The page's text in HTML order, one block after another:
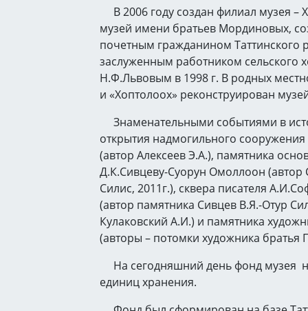
В 2006 году создан филиал музея –
музей имени братьев Мординовых,
почетным гражданином Таттинского
заслуженным работником сельского
Н.Ф.Львовым в 1998 г. В родных
и «Хоптолоох» реконструирован
Знаменательными событиями в
открытия надмогильного сооружения
(автор Алексеев Э.А.), памятника
Д.К.Сивцеву-Суорун Омоллоон (автор
Силис, 2011г.), сквера писателя
(автор памятника Сивцев В.Я.-Отур
Кулаковский А.И.) и памятника
(авторы – потомки художника братья
На сегодняшний день фонд музея
единиц хранения.